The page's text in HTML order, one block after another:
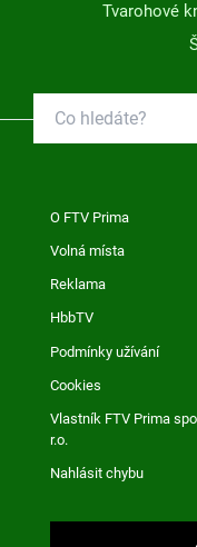
Tvarohové
O FTV Prima
Volná místa
Reklama
HbbTV
Podmínky užívání
Cookies
Vlastník FTV Prima
r.o.
Nahlásit chybu